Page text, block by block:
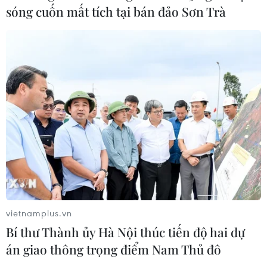
05/08/2026 13:41
Lập kênh TikTok khởi nghiệp, lừa
đảo chiếm đoạt 15 tỷ đồng
05/08/2026 11:36
Đắk Lắk: Án phạt nghiêm minh với
đối tượng phá hoại đoàn kết dân tộc
05/08/2026 09:58
sóng cuốn mất tích tại bán đảo Sơn Trà
vietnamplus.vn
Bí thư Thành ủy Hà Nội thúc tiến độ hai dự
án giao thông trọng điểm Nam Thủ đô